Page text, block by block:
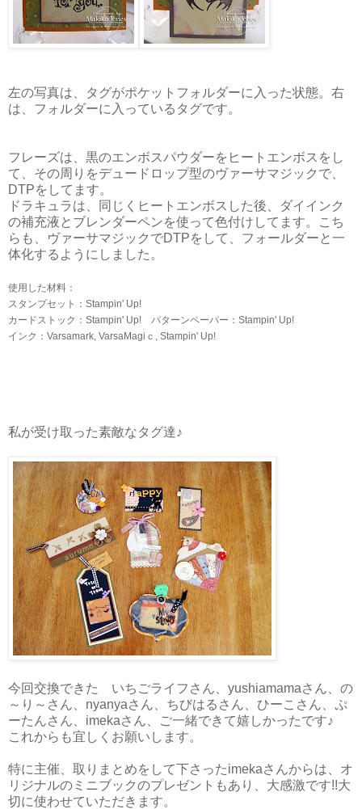
左の写真は、タグがポケットフォルダーに入った状態。右
は、フォルダーに入っているタグです。
フレーズは、黒のエンボスパウダーをヒートエンボスをし
て、その周りをデュードロップ型のヴァーサマジックで、
DTPをしてます。
ドラキュラは、同じくヒートエンボスした後、ダイインク
の補充液とブレンダーペンを使って色付けしてます。こち
らも、ヴァーサマジックでDTPをして、フォールダーと一
体化するようにしました。
使用した材料：
スタンプセット：Stampin' Up!
カードストック：Stampin' Up! パターンペーパー：Stampin' Up!
インク：Varsamark, VarsaMagiｃ, Stampin' Up!
私が受け取った素敵なタグ達♪
今回交換できた いちごライフさん、yushiamamaさん、の
～り～さん、nyanyaさん、ちびはるさん、ひーこさん、ぷ
ーたんさん、imekaさん、ご一緒できて嬉しかったです♪
これからも宜しくお願いします。
特に主催、取りまとめをして下さったimekaさんからは、オ
リジナルのミニブックのプレゼントもあり、大感激です!!大
切に使わせていただきます。